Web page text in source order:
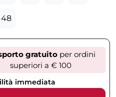
48
gratuitoper ordini
superiori a € 100
immediata